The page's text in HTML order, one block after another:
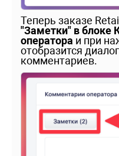
Теперь заказе
"Заметки" в блоке
оператора и при
отобразится
комментариев.